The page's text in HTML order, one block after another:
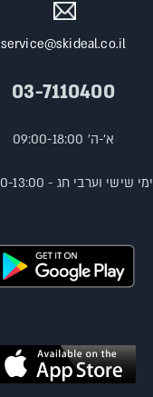
service@skideal.co.il
03-7110400
א'-ה' 09:00-18:00
ימי שישי וערבי חג - 09:00-13:00